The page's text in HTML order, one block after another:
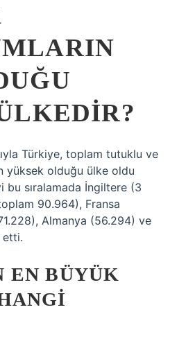
Türkiye, toplam tutuklu ve
yüksek olduğu ülke oldu
bu sıralamada İngiltere (3
90.964), Fransa
Almanya (56.294) ve
etti.
EN BÜYÜK